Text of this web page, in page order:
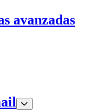
avanzadas